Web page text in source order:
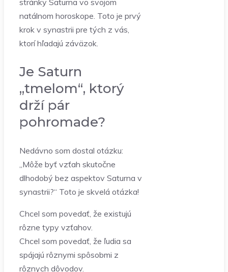
stránky Saturna vo svojom
natálnom horoskope. Toto je prvý
krok v synastrii pre tých z vás,
ktorí hľadajú záväzok.
Je Saturn
„tmelom“, ktorý
drží pár
pohromade?
Nedávno som dostal otázku:
„Môže byť vzťah skutočne
dlhodobý bez aspektov Saturna v
synastrii?“ Toto je skvelá otázka!
Chcel som povedať, že existujú
rôzne typy vzťahov.
Chcel som povedať, že ľudia sa
spájajú rôznymi spôsobmi z
rôznych dôvodov.